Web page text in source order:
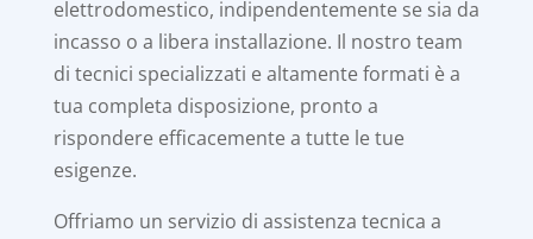
elettrodomestico, indipendentemente se sia da
incasso o a libera installazione. Il nostro team
di tecnici specializzati e altamente formati è a
tua completa disposizione, pronto a
rispondere efficacemente a tutte le tue
esigenze.
Offriamo un servizio di assistenza tecnica a